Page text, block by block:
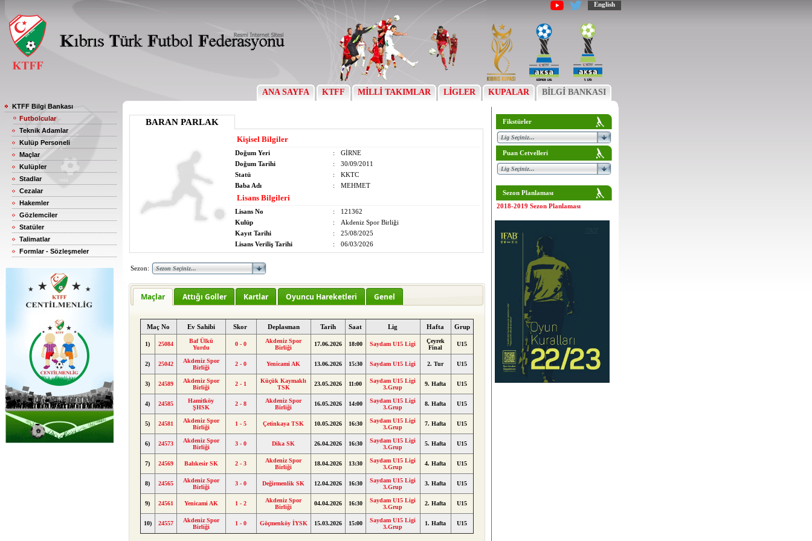
English
ANA SAYFA KTFF MİLLİ TAKIMLAR LİGLER KUPALAR BİLGİ BANKASI
KTFF Bilgi Bankası
Futbolcular
Teknik Adamlar
Kulüp Personeli
Maçlar
Kulüpler
Stadlar
Cezalar
Hakemler
Gözlemciler
Statüler
Talimatlar
Formlar - Sözleşmeler
BARAN PARLAK
Kişisel Bilgiler
Doğum Yeri :
GİRNE
Doğum Tarihi
:
30/09/2011
Statü
:
KKTC
Baba Adı
: MEHMET
Lisans Bilgileri
Lisans No :
121362
Kulüp
:
Akdeniz Spor Birliği
Kayıt Tarihi
:
25/08/2025
Lisans Veriliş Tarihi
: 06/03/2026
Sezon:
Maçlar Attığı Goller Kartlar Oyuncu Hareketleri Genel
Maç No Ev Sahibi Skor Deplasman Tarih Saat Lig Hafta Grup
1) 25084
Baf Ülkü
Yurdu
0 - 0
Akdeniz Spor
Birliği
17.06.2026 18:00 Saydam U15 Ligi
Çeyrek
Final
U15
2) 25042
Akdeniz Spor
Birliği
2 - 0 Yenicami AK 13.06.2026 15:30 Saydam U15 Ligi 2. Tur U15
3) 24589
Akdeniz Spor
Birliği
2 - 1
Küçük Kaymaklı
TSK
23.05.2026 11:00
Saydam U15 Ligi
3.Grup
9. Hafta U15
4) 24585
Hamitköy
ŞHSK
2 - 8
Akdeniz Spor
Birliği
16.05.2026 14:00
Saydam U15 Ligi
3.Grup
8. Hafta U15
5) 24581
Akdeniz Spor
Birliği
1 - 5 Çetinkaya TSK 10.05.2026 16:30
Saydam U15 Ligi
3.Grup
7. Hafta U15
6) 24573
Akdeniz Spor
Birliği
3 - 0 Dika SK 26.04.2026 16:30
Saydam U15 Ligi
3.Grup
5. Hafta U15
7) 24569 Balıkesir SK 2 - 3
Akdeniz Spor
Birliği
18.04.2026 13:30
Saydam U15 Ligi
3.Grup
4. Hafta U15
8) 24565
Akdeniz Spor
Birliği
3 - 0 Değirmenlik SK 12.04.2026 16:30
Saydam U15 Ligi
3.Grup
3. Hafta U15
9) 24561 Yenicami AK 1 - 2
Akdeniz Spor
Birliği
04.04.2026 16:30
Saydam U15 Ligi
3.Grup
2. Hafta U15
10) 24557
Akdeniz Spor
Birliği
1 - 0 Göçmenköy İYSK 15.03.2026 15:00
Saydam U15 Ligi
3.Grup
1. Hafta U15
Fikstürler
Puan Cetvelleri
Sezon Planlaması
2018-2019 Sezon Planlaması